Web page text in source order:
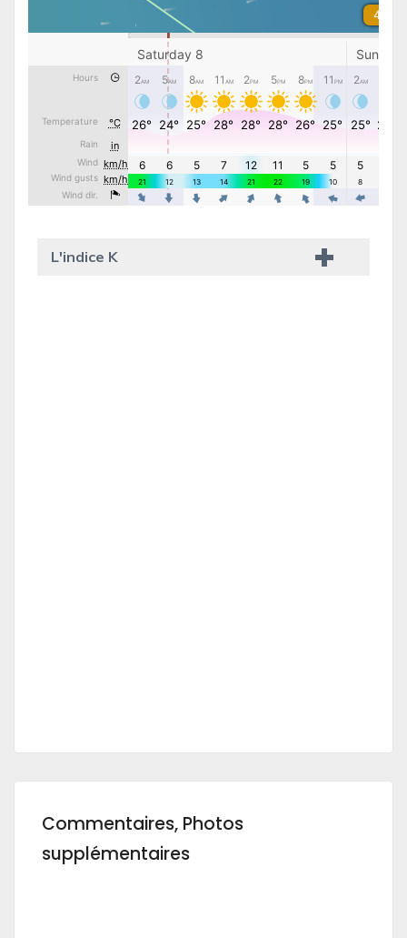
L'indice K
Commentaires, Photos
supplémentaires